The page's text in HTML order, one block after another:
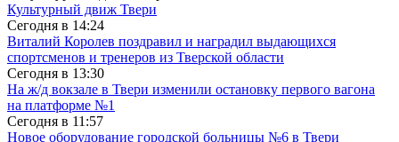
Культурный движ Твери
Сегодня в 14:24
Виталий Королев поздравил и наградил выдающихся
спортсменов и тренеров из Тверской области
Сегодня в 13:30
На ж/д вокзале в Твери изменили остановку первого вагона
на платформе №1
Сегодня в 11:57
Новое оборудование городской больницы №6 в Твери